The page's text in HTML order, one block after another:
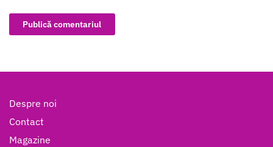
Despre noi
Contact
Magazine